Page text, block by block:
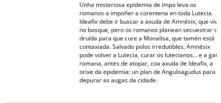
Unha misteriosa epidemia de impo leva os
romanos a impoñer a corentena en toda Lutecia.
Ideafix debe ir buscar a axuda de Amnésix, que vive
no bosque, pero os romanos planean secuestrar o
druída para que cure a Monalisa, que tamén está
contaxiada. Salvado polos irredutibles, Amnésix
pode volver a Lutecia, curar os lutecianos... e a gata
romana, antes de atopar, coa axuda de Ideafix, a
orixe da epidemia: un plan de Anguloagudus para
depurar as augas da cidade.